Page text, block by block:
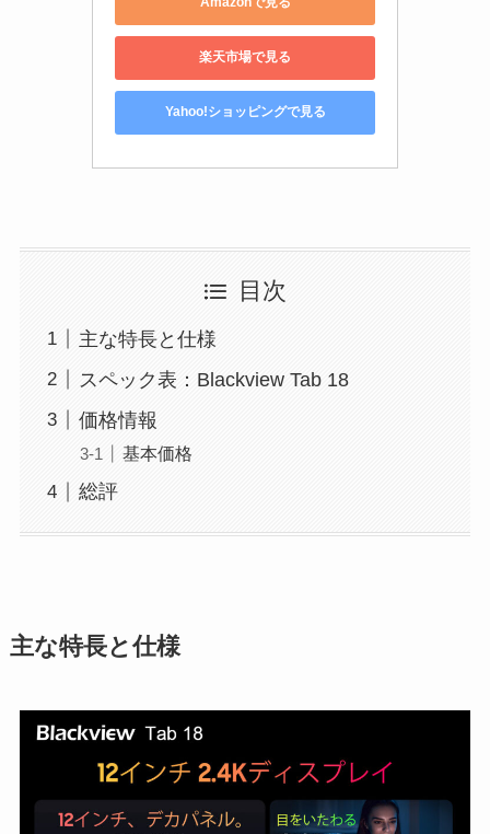
楽天市場で見る
Yahoo!ショッピングで見る
目次
主な特長と仕様
スペック表：Blackview Tab 18
価格情報
基本価格
総評
主な特長と仕様